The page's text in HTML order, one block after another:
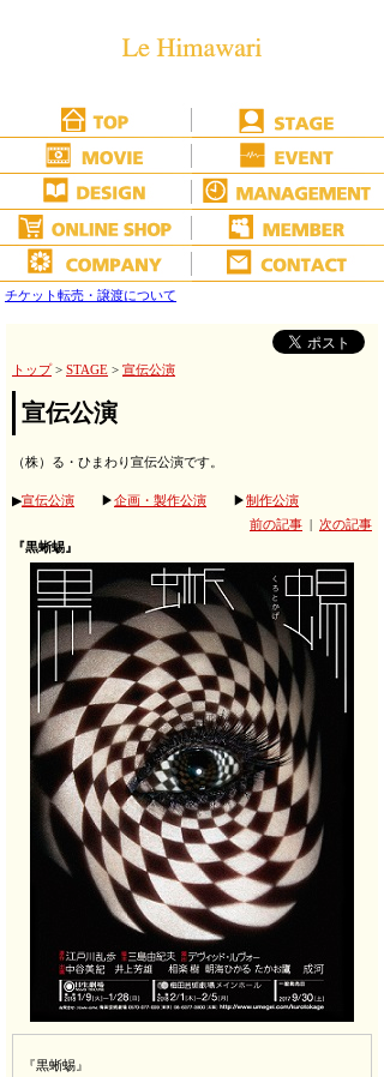
チケット転売・譲渡について
トップ> STAGE > 宣伝公演
宣伝公演
（株）る・ひまわり宣伝公演です。
▶宣伝公演 ▶企画・製作公演 ▶制作公演
前の記事
次の記事
『黒蜥蜴』
『黒蜥蜴』